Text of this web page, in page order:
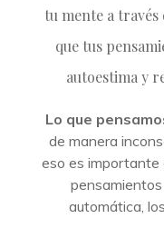
tu mente a
que tus
autoestima y
Lo que
de manera
eso es importante
automática,